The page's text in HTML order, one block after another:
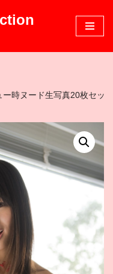
時ヌード生写真20枚セッ